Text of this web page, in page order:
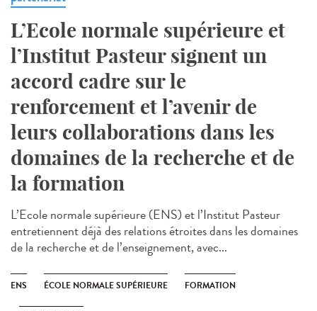
L’Ecole normale supérieure et
l’Institut Pasteur signent un
accord cadre sur le
renforcement et l’avenir de
leurs collaborations dans les
domaines de la recherche et de
la formation
L’Ecole normale supérieure (ENS) et l’Institut Pasteur
entretiennent déjà des relations étroites dans les domaines
de la recherche et de l’enseignement, avec...
ENS ÉCOLE NORMALE SUPÉRIEURE FORMATION